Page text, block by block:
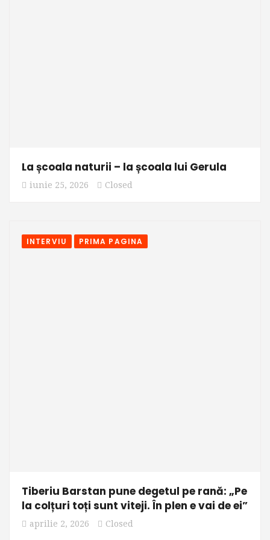
La școala naturii – la școala lui Gerula
iunie 25, 2026 Closed
INTERVIU PRIMA PAGINA
Tiberiu Barstan pune degetul pe rană: „Pe
la colțuri toți sunt viteji. În plen e vai de ei”
aprilie 2, 2026 Closed